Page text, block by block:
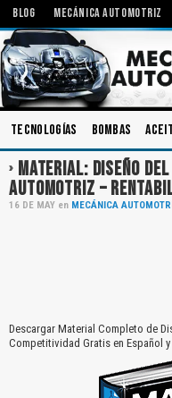
BLOG MECÁNICA AUTOMOTRIZ
Tecnologías Bombas
MATERIAL: DISEÑO
AUTOMOTRIZ –
16 DE MAY en MECÁNICA
Descargar Material Completo de
Competitividad Gratis en Español y